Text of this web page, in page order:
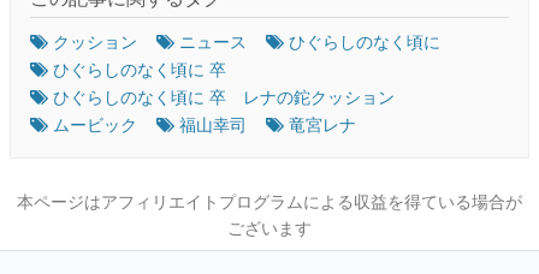
クッション ニュース
ひぐらしのなく頃に
ひぐらしのなく頃に 卒
ひぐらしのなく頃に 卒 レナの鉈クッション
ムービック
福山幸司 竜宮レナ
本ページはアフィリエイトプログラムによる収益を得ている場合が
ございます